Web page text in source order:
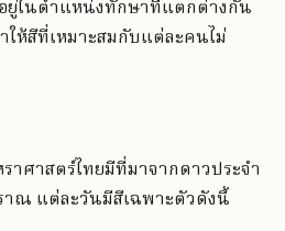
ยู่ในตำแหน่งทักษาที่แตกต่างกัน
ห้สีที่เหมาะสมกับแต่ละคนไม่
าศาสตร์ไทยมีที่มาจากดาวประจำ
าณ แต่ละวันมีสีเฉพาะตัวดังนี้